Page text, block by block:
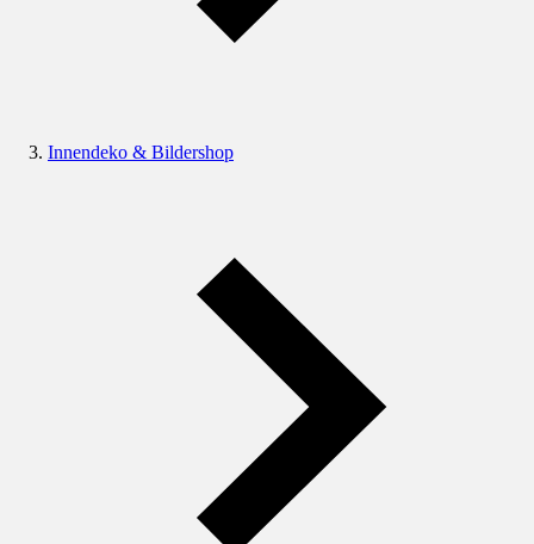
Innendeko & Bildershop